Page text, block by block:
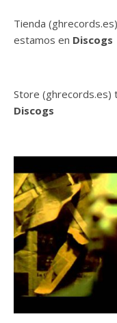
Tienda
estamos en Discogs
Store (ghrecords.es)
Discogs